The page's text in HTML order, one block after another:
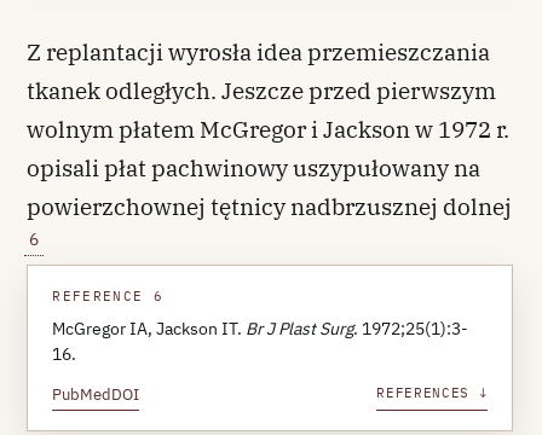
Z replantacji wyrosła idea przemieszczania
tkanek odległych. Jeszcze przed pierwszym
wolnym płatem McGregor i Jackson w 1972 r.
opisali płat pachwinowy uszypułowany na
powierzchownej tętnicy nadbrzusznej dolnej
6
REFERENCE 6
McGregor IA, Jackson IT. Br J Plast Surg. 1972;25(1):3-
16.
PubMedDOI REFERENCES ↓